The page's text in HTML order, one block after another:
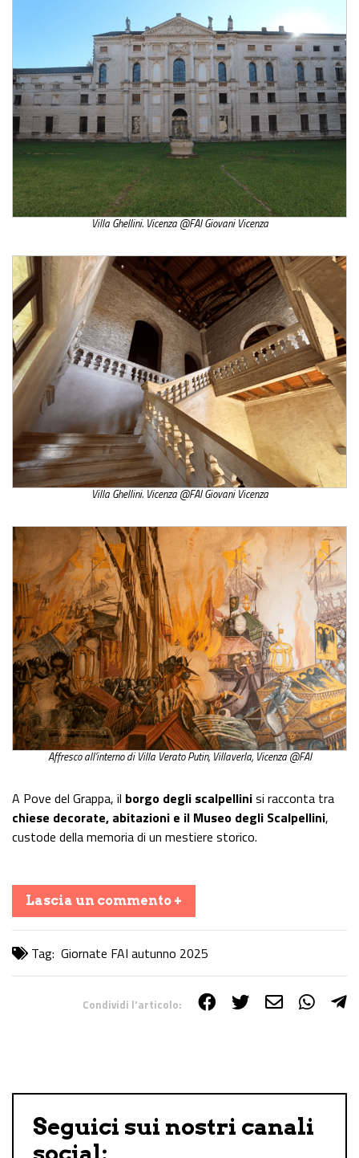
Villa Ghellini. Vicenza @FAI Giovani Vicenza
Villa Ghellini. Vicenza @FAI Giovani Vicenza
Affresco all’interno di Villa Verato Putin, Villaverla, Vicenza @FAI
A Pove del Grappa, il borgo degli scalpellinisi racconta tra
chiese decorate, abitazioni e il Museo degli Scalpellini,
custode della memoria di un mestiere storico.
Lascia un commento +
Tag: Giornate FAI autunno 2025
Condividi l'articolo:
Seguici sui nostri canali